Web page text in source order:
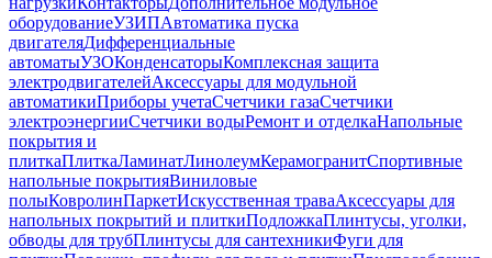
оборудованиеУЗИПАвтоматика пуска
двигателяДифференциальные
автоматыУЗОКонденсаторыКомплексная защита
электродвигателейАксессуары для модульной
автоматикиПриборы учетаСчетчики газаСчетчики
электроэнергииСчетчики водыРемонт и отделкаНапольные
покрытия и
плиткаПлиткаЛаминатЛинолеумКерамогранитСпортивные
напольные покрытияВиниловые
полыКовролинПаркетИскусственная траваАксессуары для
напольных покрытий и плиткиПодложкаПлинтусы, уголки,
обводы для трубПлинтусы для сантехникиФуги для